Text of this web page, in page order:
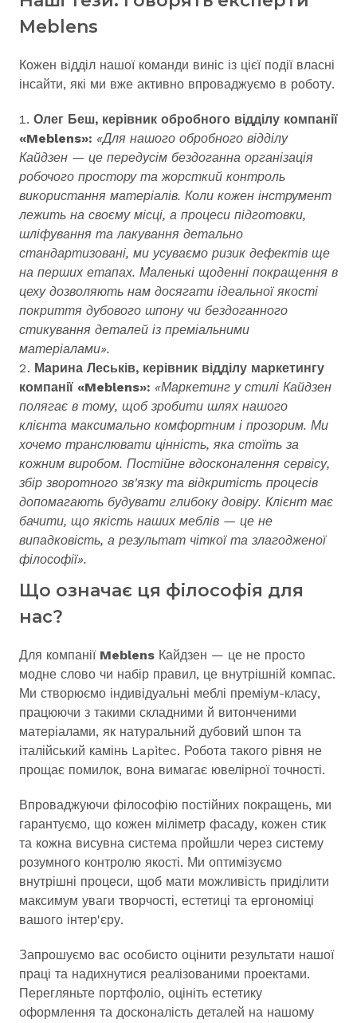
Meblens
Кожен відділ нашої команди виніс із цієї події власні
інсайти, які ми вже активно впроваджуємо в роботу.
Олег Беш, керівник обробного відділу компанії
«Meblens»: «Для нашого обробного відділу
Кайдзен — це передусім бездоганна організація
робочого простору та жорсткий контроль
використання матеріалів. Коли кожен інструмент
лежить на своєму місці, а процеси підготовки,
шліфування та лакування детально
стандартизовані, ми усуваємо ризик дефектів ще
на перших етапах. Маленькі щоденні покращення в
цеху дозволяють нам досягати ідеальної якості
покриття дубового шпону чи бездоганного
стикування деталей із преміальними
матеріалами».
Марина Леськів, керівник відділу маркетингу
компанії «Meblens»: «Маркетинг у стилі Кайдзен
полягає в тому, щоб зробити шлях нашого
клієнта максимально комфортним і прозорим. Ми
хочемо транслювати цінність, яка стоїть за
кожним виробом. Постійне вдосконалення сервісу,
збір зворотного зв'язку та відкритість процесів
допомагають будувати глибоку довіру. Клієнт має
бачити, що якість наших меблів — це не
випадковість, а результат чіткої та злагодженої
філософії».
Що означає ця філософія для
нас?
Для компанії Meblens Кайдзен — це не просто
модне слово чи набір правил, це внутрішній компас.
Ми створюємо індивідуальні меблі преміум-класу,
працюючи з такими складними й витонченими
матеріалами, як натуральний дубовий шпон та
італійський камінь Lapitec. Робота такого рівня не
прощає помилок, вона вимагає ювелірної точності.
Впроваджуючи філософію постійних покращень, ми
гарантуємо, що кожен міліметр фасаду, кожен стик
та кожна висувна система пройшли через систему
розумного контролю якості. Ми оптимізуємо
внутрішні процеси, щоб мати можливість приділити
максимум уваги творчості, естетиці та ергономіці
вашого інтер'єру.
Запрошуємо вас особисто оцінити результати нашої
праці та надихнутися реалізованими проектами.
Перегляньте портфоліо, оцініть естетику
оформлення та досконалість деталей на нашому